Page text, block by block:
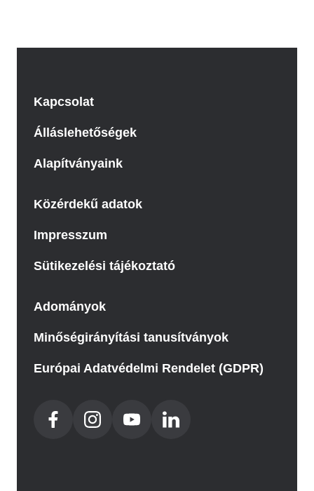
Kapcsolat
Álláslehetőségek
Alapítványaink
Közérdekű adatok
Impresszum
Sütikezelési tájékoztató
Adományok
Minőségirányítási tanusítványok
Európai Adatvédelmi Rendelet (GDPR)